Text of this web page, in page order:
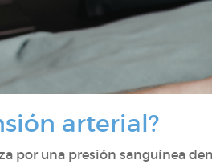
arterial?
por una presión sanguínea